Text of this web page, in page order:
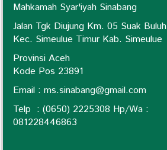
Mahkamah Syar'iyah Sinabang
Jalan Tgk Diujung Km. 05 Suak Buluh
Kec. Simeulue Timur Kab. Simeulue
Provinsi Aceh
Kode Pos 23891
Email : ms.sinabang@gmail.com
Telp : (0650) 2225308 Hp/Wa :
081228446863